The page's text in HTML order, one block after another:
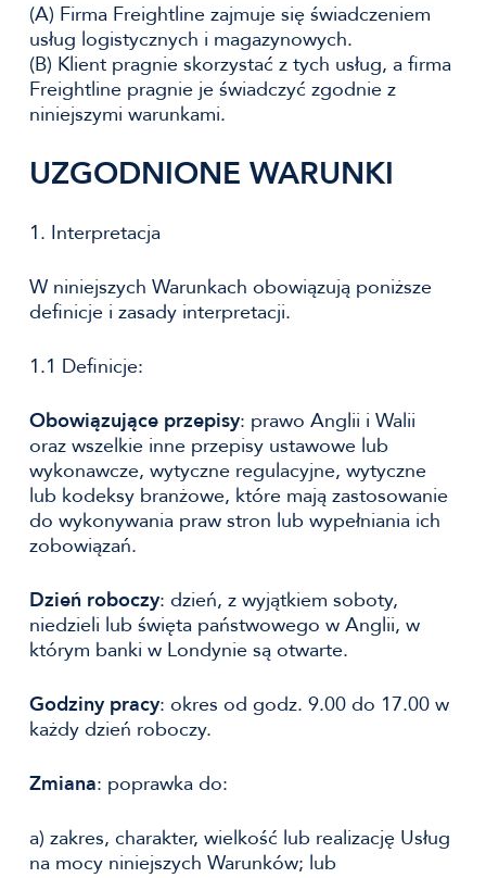
(A) Firma Freightline zajmuje się świadczeniem
usług logistycznych i magazynowych.
(B) Klient pragnie skorzystać z tych usług, a firma
Freightline pragnie je świadczyć zgodnie z
niniejszymi warunkami.
UZGODNIONE WARUNKI
1. Interpretacja
W niniejszych Warunkach obowiązują poniższe
definicje i zasady interpretacji.
1.1 Definicje:
Obowiązujące przepisy: prawo Anglii i Walii
oraz wszelkie inne przepisy ustawowe lub
wykonawcze, wytyczne regulacyjne, wytyczne
lub kodeksy branżowe, które mają zastosowanie
do wykonywania praw stron lub wypełniania ich
zobowiązań.
Dzień roboczy: dzień, z wyjątkiem soboty,
niedzieli lub święta państwowego w Anglii, w
którym banki w Londynie są otwarte.
Godziny pracy: okres od godz. 9.00 do 17.00 w
każdy dzień roboczy.
Zmiana: poprawka do:
a) zakres, charakter, wielkość lub realizację Usług
na mocy niniejszych Warunków; lub